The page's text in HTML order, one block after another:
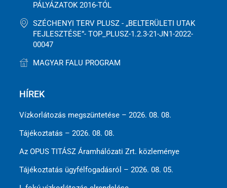
PÁLYÁZATOK 2016-TÓL
SZÉCHENYI TERV PLUSZ - „BELTERÜLETI UTAK
FEJLESZTÉSE”- TOP_PLUSZ-1.2.3-21-JN1-2022-
00047
MAGYAR FALU PROGRAM
HÍREK
Vízkorlátozás megszüntetése – 2026. 08. 08.
Tájékoztatás – 2026. 08. 08.
Az OPUS TITÁSZ Áramhálózati Zrt. közleménye
Tájékoztatás ügyfélfogadásról – 2026. 08. 05.